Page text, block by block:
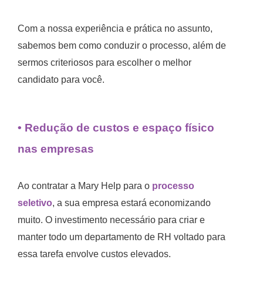
Com a nossa experiência e prática no assunto,
sabemos bem como conduzir o processo, além de
sermos criteriosos para escolher o melhor
candidato para você.
• Redução de custos e espaço físico
nas empresas
Ao contratar a Mary Help para o processo
seletivo, a sua empresa estará economizando
muito. O investimento necessário para criar e
manter todo um departamento de RH voltado para
essa tarefa envolve custos elevados.